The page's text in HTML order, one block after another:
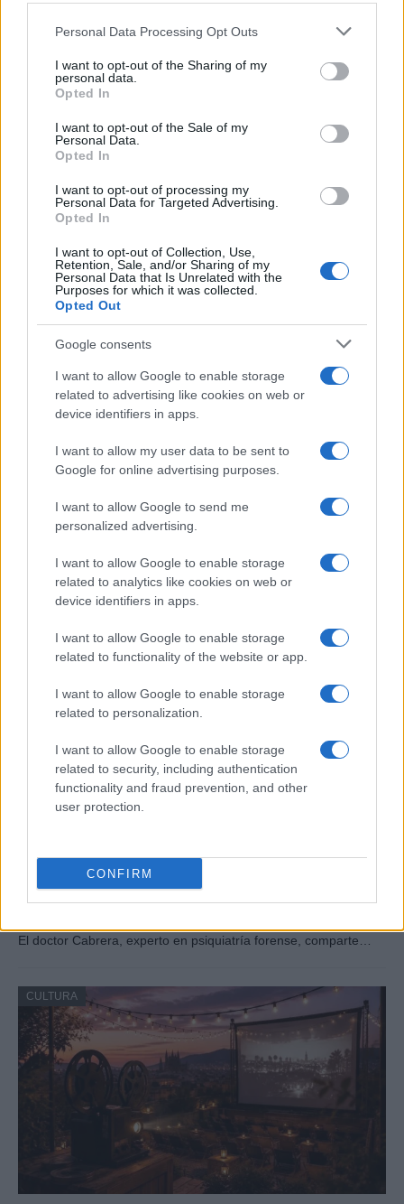
Please note that this website/app uses one or more Google
not limited to your visit or usage behaviour. You may click to
grant or deny consent to Google and its third-party tags to
use your data for below specified purposes in below Google
consent section.
Personal Data Processing Opt Outs
I want to opt-out of the Sharing of my
personal data.
Opted In
I want to opt-out of the Sale of my
Personal Data.
Opted In
I want to opt-out of processing my
Personal Data for Targeted Advertising.
Opted In
I want to opt-out of Collection, Use,
Retention, Sale, and/or Sharing of my
Personal Data that Is Unrelated with the
Purposes for which it was collected.
Opted Out
Google consents
I want to allow Google to enable storage
related to advertising like cookies on web or
device identifiers in apps.
I want to allow my user data to be sent to
Google for online advertising purposes.
I want to allow Google to send me
personalized advertising.
I want to allow Google to enable storage
related to analytics like cookies on web or
device identifiers in apps.
I want to allow Google to enable storage
related to functionality of the website or app.
I want to allow Google to enable storage
related to personalization.
I want to allow Google to enable storage
related to security, including authentication
functionality and fraud prevention, and other
user protection.
CONFIRM
CRÓNICA
Nuevo giro en el caso Yéremi Vargas:
desvelan el informe forense
El ‘caso Yéremi Vargas’, el niño desaparecido en 2007…
Clay Virtue de la serie Los 100: quién es y
qué le sucedió
La biografía de Clay Virtue, trabajador que murió…
Psiquiatría forense y criminología: la
El doctor Cabrera, experto en psiquiatría forense, comparte…
CULTURA